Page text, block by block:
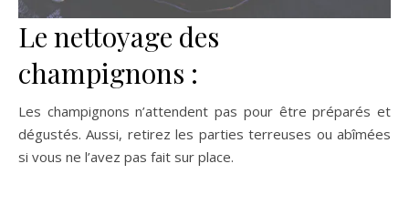
Le nettoyage des
champignons :
Les champignons n’attendent pas pour être préparés et
dégustés. Aussi, retirez les parties terreuses ou abîmées
si vous ne l’avez pas fait sur place.